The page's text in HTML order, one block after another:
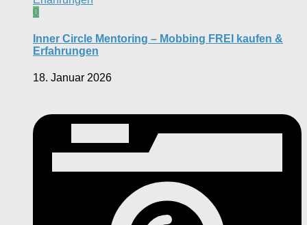
0
Inner Circle Mentoring – Mobbing FREI kaufen &
Erfahrungen
18. Januar 2026